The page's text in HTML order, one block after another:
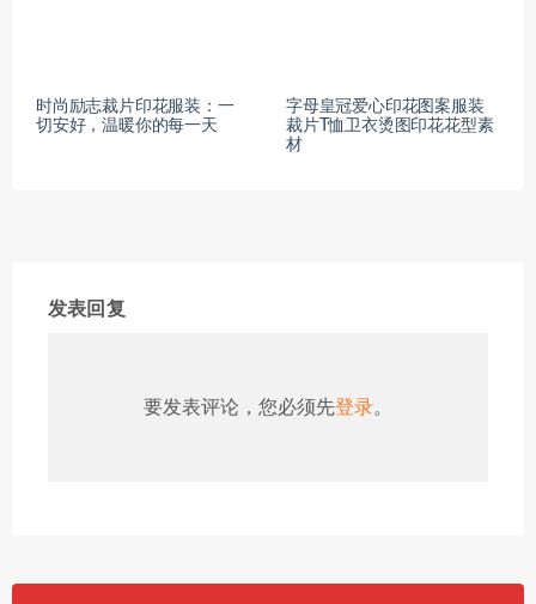
时尚励志裁片印花服装：一
切安好，温暖你的每一天
字母皇冠爱心印花图案服装
裁片T恤卫衣烫图印花花型素
材
发表回复
要发表评论，您必须先登录。